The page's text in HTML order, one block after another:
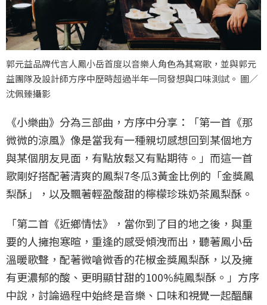
郭元益品牌代言人鳳小岳首度以音樂人角色為其寫歌，並與郭元
益團隊及設計師方序中歷時超過半年一同發想與口味測試。 圖／
沈佩臻攝影
《小樂曲》分為三部曲，方序中分享：「第一首《那
微微的涼風》像是當我有一種親切感想回到某個地方
與某個朋友見面，有點放鬆又有點期待。」而這一首
歌剛好搭配著清爽的鳳梨7冬瓜3黃金比例的「金獎鳳
梨酥」，以及飄著輕盈酸甜的檸檬珍珠奶茶鳳梨酥。
「第二首《近鄉情怯》，當你到了目的地之後，與重
要的人擁抱寒暄，重逢的感受傾洩而出，聽著鳳小岳
溫暖歌聲，配著微嗆微香的花椒金獎鳳梨酥，以及擁
有更濃郁的酸、更明顯甘甜的100%純鳳梨酥。」方序
中說，討論過程中始終是音樂、口味和視覺一起醞釀